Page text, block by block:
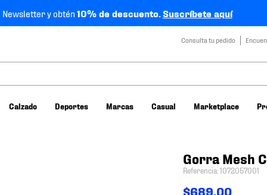
y obtén10% de descuento.Suscríbete aquí
Consulta tu pedido
Calzado Deportes Marcas Casual Marketplace
Gorra Mesh
Referencia:1072057001
$689.00